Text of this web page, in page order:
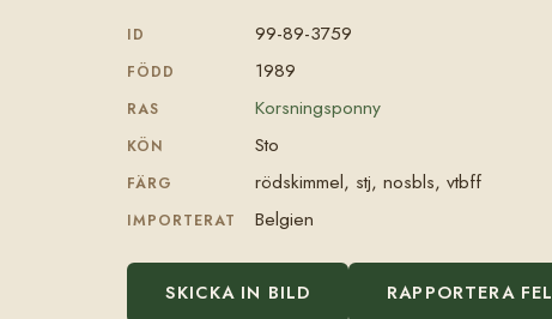
ID 99-89-3759
FÖDD 1989
RAS Korsningsponny
KÖN Sto
FÄRG rödskimmel, stj, nosbls, vtbff
IMPORTERAT Belgien
SKICKA IN BILD RAPPORTERA FEL